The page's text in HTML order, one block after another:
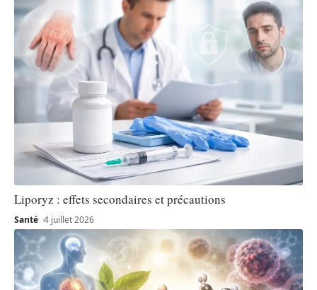
Liporyz : effets secondaires et précautions
Santé 4 juillet 2026